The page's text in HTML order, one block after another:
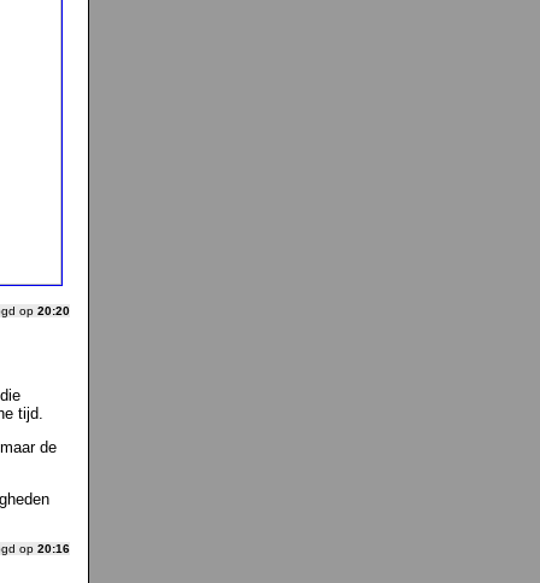
op 20:20
tijd.
de
op 20:16